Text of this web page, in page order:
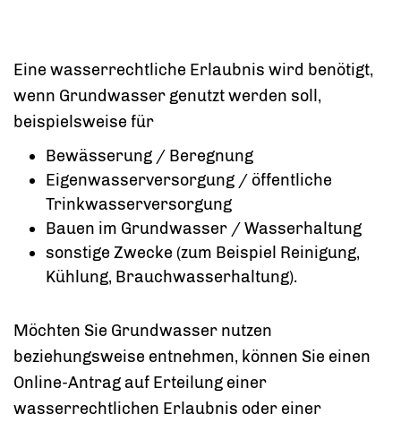
Eine wasserrechtliche Erlaubnis wird benötigt,
wenn Grundwasser genutzt werden soll,
beispielsweise für
Bewässerung / Beregnung
Eigenwasserversorgung / öffentliche
Trinkwasserversorgung
Bauen im Grundwasser / Wasserhaltung
sonstige Zwecke (zum Beispiel Reinigung,
Kühlung, Brauchwasserhaltung).
Möchten Sie Grundwasser nutzen
beziehungsweise entnehmen, können Sie einen
Online-Antrag auf Erteilung einer
wasserrechtlichen Erlaubnis oder einer